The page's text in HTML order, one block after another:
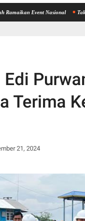
Nasional Tak Hanya
Edi
Terima
21, 2024